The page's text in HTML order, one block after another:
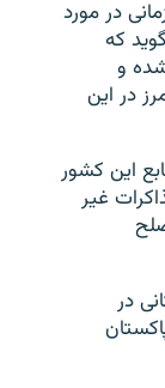
در مورد
که
و
در این
این کشور
غیر
در